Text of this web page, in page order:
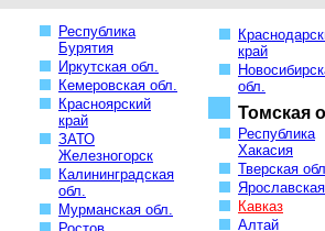
Республика
Бурятия
Иркутская обл.
Кемеровская обл.
Красноярский
край
ЗАТО
Железногорск
Калининградская
обл.
Мурманская обл.
край
обл.
Томская
Республика
Хакасия
Тверская
Кавказ
Алтай